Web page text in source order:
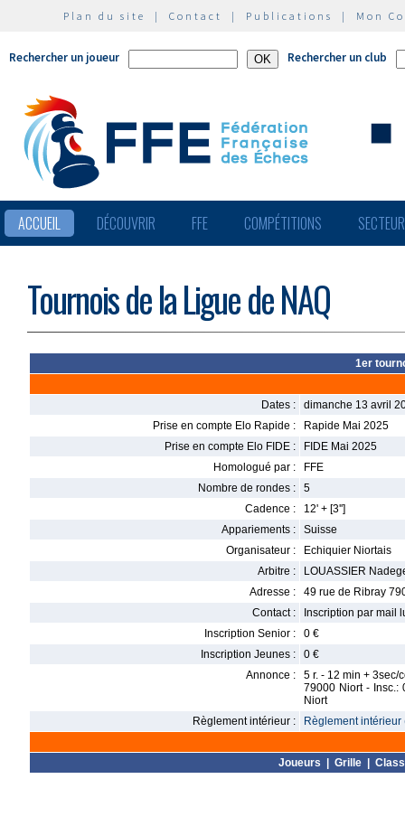
Plan du site | Contact | Publications | Mon
Rechercher un joueur Rechercher un club
ACCUEIL DÉCOUVRIR FFE COMPÉTITIONS
Tournois de la Ligue de NAQ
1er
Dates :
dimanche 13 avril
Prise en compte Elo Rapide :
Rapide Mai 2025
Prise en compte Elo FIDE :
FIDE Mai 2025
Homologué par :
FFE
Nombre de rondes :
5
Cadence :
12' + [3'']
Appariements :
Suisse
Organisateur :
Echiquier Niortais
Arbitre :
LOUASSIER
Adresse :
49 rue de Ribray
Contact :
Inscription par mail
Inscription Senior :
0 €
Inscription Jeunes :
0 €
Annonce :
5 r. - 12 min + 3sec/
79000 Niort - Insc.:
Niort
Règlement intérieur :
Règlement intérieur
Joueurs Grille